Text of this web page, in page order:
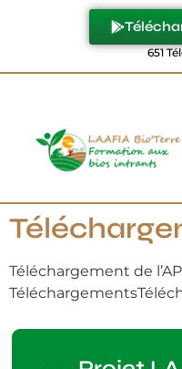
651
Téléchargement de